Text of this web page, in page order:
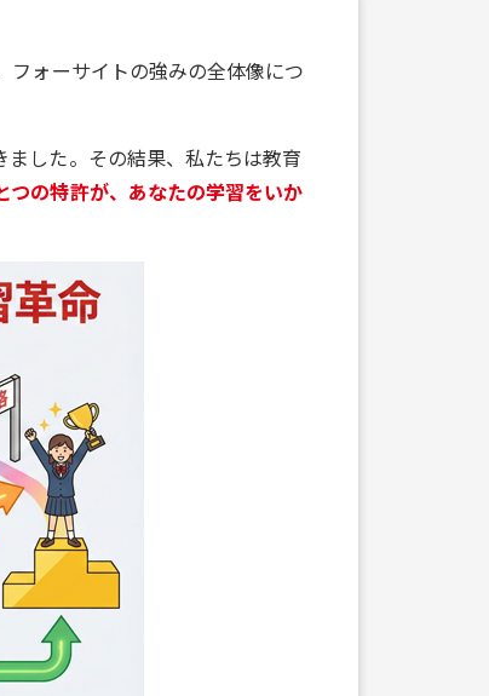
フォーサイトの強みの全体像につ
した。その結果、私たちは教育
つの特許が、あなたの学習をいか